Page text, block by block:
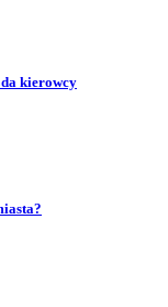
kierowcy